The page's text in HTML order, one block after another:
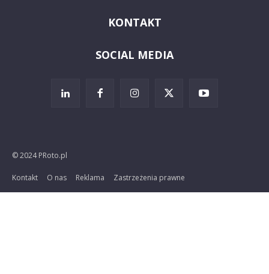
KONTAKT
SOCIAL MEDIA
© 2024 PRoto.pl
Kontakt O nas Reklama Zastrzeżenia prawne